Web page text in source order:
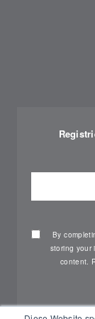
By
storing your
content.